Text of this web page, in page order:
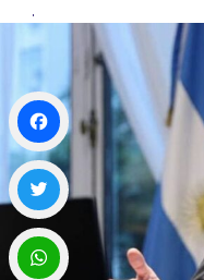
Facebook
Twitter